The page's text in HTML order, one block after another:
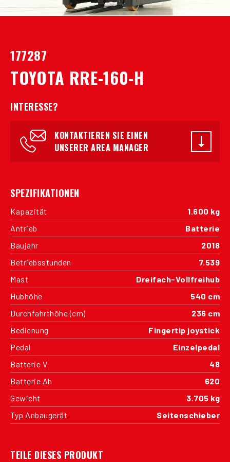
177287
TOYOTA RRE-160-H
INTERESSE?
KONTAKTIEREN SIE EINEN
UNSERER AREA MANAGER
SPEZIFIKATIONEN
Kapazität
1.600 kg
Antrieb
Batterie
Baujahr
2018
Betriebsstunden
7.539
Mast
Dreifach-Vollfreihub
Hubhöhe
540 cm
Durchfahrthöhe (cm)
236 cm
Bedienung
Fingertip joystick
Pedal
Einzelpedal
Batterie V
48
Batterie Ah
620
Gewicht
3.705 kg
Typ Anbaugerät
Seitenschieber
TEILE DIESES PRODUKT